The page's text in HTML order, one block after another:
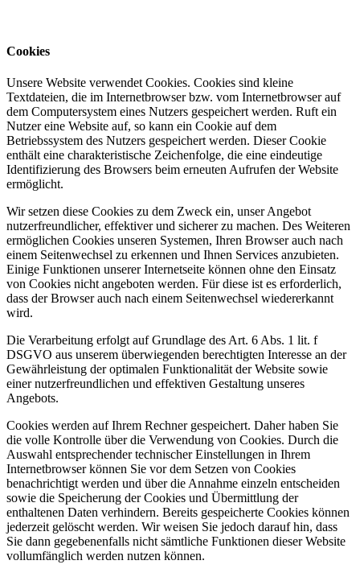
Cookies
Unsere Website verwendet Cookies. Cookies sind kleine
Textdateien, die im Internetbrowser bzw. vom Internetbrowser auf
dem Computersystem eines Nutzers gespeichert werden. Ruft ein
Nutzer eine Website auf, so kann ein Cookie auf dem
Betriebssystem des Nutzers gespeichert werden. Dieser Cookie
enthält eine charakteristische Zeichenfolge, die eine eindeutige
Identifizierung des Browsers beim erneuten Aufrufen der Website
ermöglicht.
Wir setzen diese Cookies zu dem Zweck ein, unser Angebot
nutzerfreundlicher, effektiver und sicherer zu machen. Des Weiteren
ermöglichen Cookies unseren Systemen, Ihren Browser auch nach
einem Seitenwechsel zu erkennen und Ihnen Services anzubieten.
Einige Funktionen unserer Internetseite können ohne den Einsatz
von Cookies nicht angeboten werden. Für diese ist es erforderlich,
dass der Browser auch nach einem Seitenwechsel wiedererkannt
wird.
Die Verarbeitung erfolgt auf Grundlage des Art. 6 Abs. 1 lit. f
DSGVO aus unserem überwiegenden berechtigten Interesse an der
Gewährleistung der optimalen Funktionalität der Website sowie
einer nutzerfreundlichen und effektiven Gestaltung unseres
Angebots.
Cookies werden auf Ihrem Rechner gespeichert. Daher haben Sie
die volle Kontrolle über die Verwendung von Cookies. Durch die
Auswahl entsprechender technischer Einstellungen in Ihrem
Internetbrowser können Sie vor dem Setzen von Cookies
benachrichtigt werden und über die Annahme einzeln entscheiden
sowie die Speicherung der Cookies und Übermittlung der
enthaltenen Daten verhindern. Bereits gespeicherte Cookies können
jederzeit gelöscht werden. Wir weisen Sie jedoch darauf hin, dass
Sie dann gegebenenfalls nicht sämtliche Funktionen dieser Website
vollumfänglich werden nutzen können.